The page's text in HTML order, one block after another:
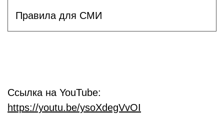
Правила для СМИ
Ссылка на YouTube:
https://youtu.be/ysoXdegVvOI